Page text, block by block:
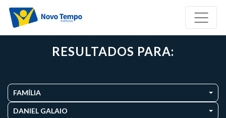
RESULTADOS PARA:
FAMÍLIA
DANIEL GALAIO